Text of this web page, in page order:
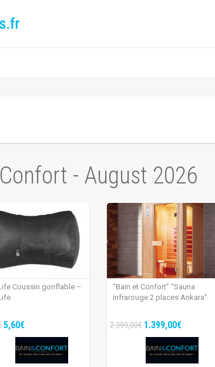
- August 2026
Coussin gonflable –
5,60€
“Bain et Confort” “Sauna
infrarouge 2 places Ankara”
2.399,00€ 1.399,00€